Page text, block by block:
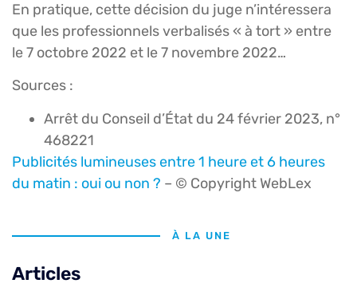
En pratique, cette décision du juge n’intéressera
que les professionnels verbalisés « à tort » entre
le 7 octobre 2022 et le 7 novembre 2022…
Sources :
Arrêt du Conseil d’État du 24 février 2023, n°
468221
Publicités lumineuses entre 1 heure et 6 heures
du matin : oui ou non ? – © Copyright WebLex
À LA UNE
Articles